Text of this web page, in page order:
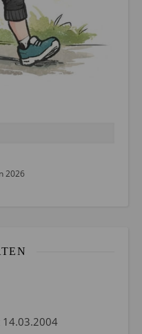
2026
14.03.2004